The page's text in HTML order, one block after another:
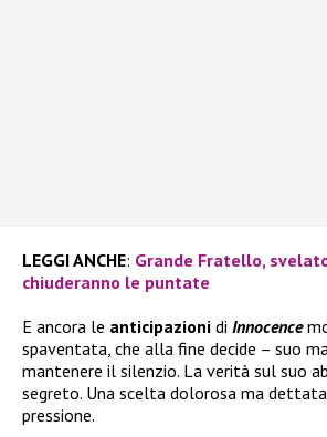
LEGGI ANCHE: Grande Fratello,
chiuderanno le puntate
E ancora le anticipazioni di Innocence
spaventata, che alla fine decide – suo
mantenere il silenzio. La verità sul suo
segreto. Una scelta dolorosa ma
pressione.